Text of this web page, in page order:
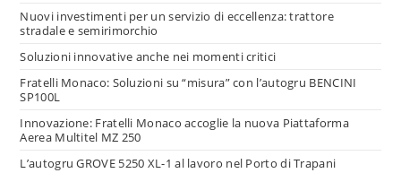
Nuovi investimenti per un servizio di eccellenza: trattore
stradale e semirimorchio
Soluzioni innovative anche nei momenti critici
Fratelli Monaco: Soluzioni su “misura” con l’autogru BENCINI
SP100L
Innovazione: Fratelli Monaco accoglie la nuova Piattaforma
Aerea Multitel MZ 250
L’autogru GROVE 5250 XL-1 al lavoro nel Porto di Trapani